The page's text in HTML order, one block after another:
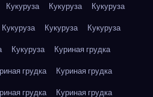
Кукуруза Кукуруза
Кукуруза
Кукуруза Кукуруза
Кукуруза
Кукуруза
Куриная грудка
грудка
Куриная грудка
грудка
Куриная грудка